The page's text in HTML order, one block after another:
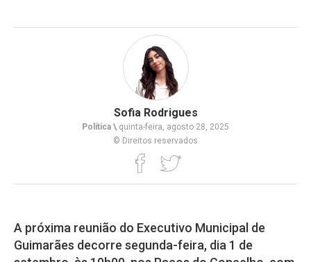
Sofia Rodrigues
Política \ quinta-feira, agosto 28, 2025
© Direitos reservados
A próxima reunião do Executivo Municipal de
Guimarães decorre segunda-feira, dia 1 de